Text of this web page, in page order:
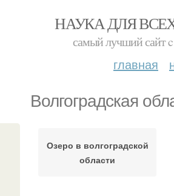
НАУКА ДЛЯ
самый лучший сайт
главная
Волгоградская
Озеро в волгоградской
области